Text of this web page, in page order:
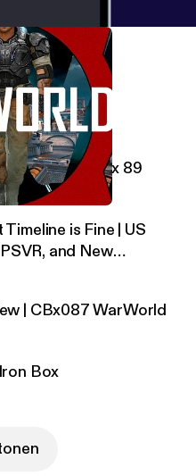
| CBx 90
Cardboard Box 89
is Fine | US
and New
| CBx087 WarWorld
Box